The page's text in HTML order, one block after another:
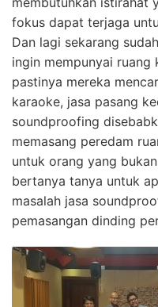
fokus dapat terjaga
Dan lagi sekarang
ingin mempunyai ruang
pastinya mereka
karaoke, jasa pasang
soundproofing
memasang peredam
untuk orang yang
bertanya tanya untuk
masalah jasa
pemasangan dinding